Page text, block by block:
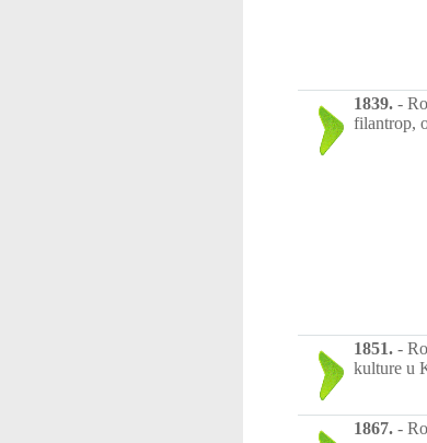
1839. -
filantrop,
1851. -
kulture u
1867. -